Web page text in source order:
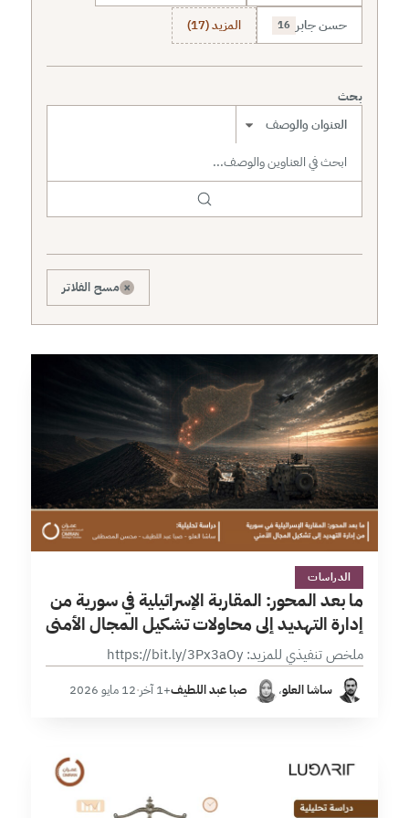
حسن جابر 16 المزيد (17)
بحث
نطاق البحث
× مسح الفلاتر
3 دقائق
الدراسات
ما بعد المحور: المقاربة الإسرائيلية في سورية من
إدارة التهديد إلى محاولات تشكيل المجال الأمني
ملخص تنفيذي للمزيد: https://bit.ly/3Px3aOy
ساشا العلو، صبا عبد اللطيف+1 آخر ·12 مايو 2026